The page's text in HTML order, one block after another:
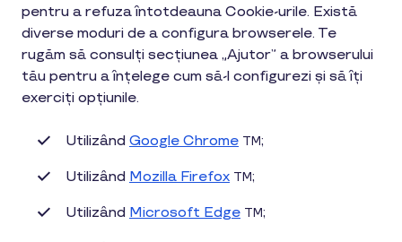
pentru a refuza întotdeauna Cookie-urile. Există
diverse moduri de a configura browserele. Te
rugăm să consulți secțiunea „Ajutor” a browserului
tău pentru a înțelege cum să-l configurezi și să îți
exerciți opțiunile.
Utilizând Google Chrome TM;
Utilizând Mozilla Firefox TM;
Utilizând Microsoft Edge TM;